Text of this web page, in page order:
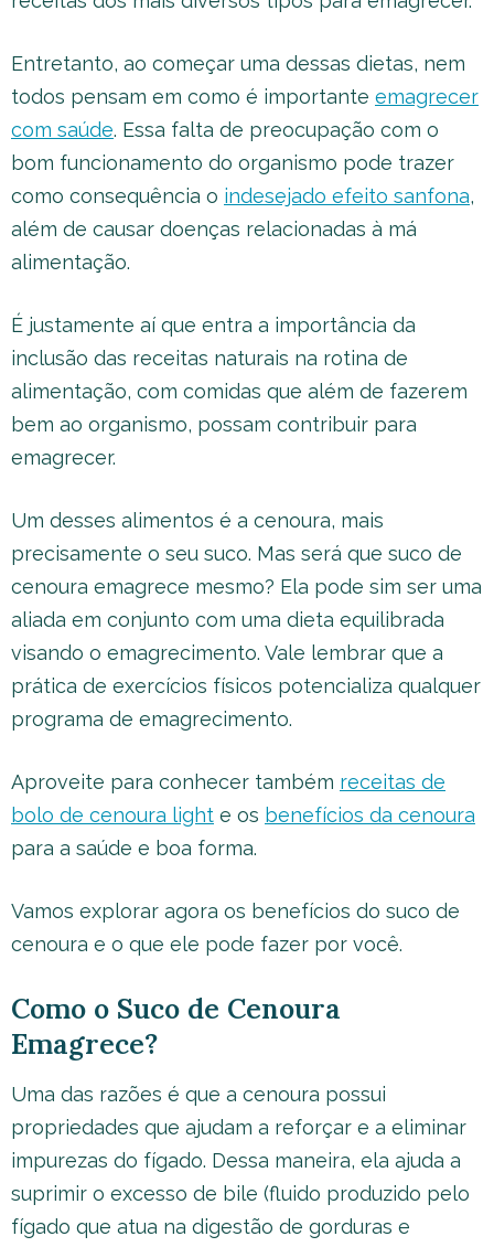
Entretanto, ao começar uma dessas dietas, nem
todos pensam em como é importante emagrecer
com saúde. Essa falta de preocupação com o
bom funcionamento do organismo pode trazer
como consequência o indesejado efeito sanfona,
além de causar doenças relacionadas à má
alimentação.
É justamente aí que entra a importância da
inclusão das receitas naturais na rotina de
alimentação, com comidas que além de fazerem
bem ao organismo, possam contribuir para
emagrecer.
Um desses alimentos é a cenoura, mais
precisamente o seu suco. Mas será que suco de
cenoura emagrece mesmo? Ela pode sim ser uma
aliada em conjunto com uma dieta equilibrada
visando o emagrecimento. Vale lembrar que a
prática de exercícios físicos potencializa qualquer
programa de emagrecimento.
Aproveite para conhecer também receitas de
bolo de cenoura light e os benefícios da cenoura
para a saúde e boa forma.
Vamos explorar agora os benefícios do suco de
cenoura e o que ele pode fazer por você.
Como o Suco de Cenoura
Emagrece?
Uma das razões é que a cenoura possui
propriedades que ajudam a reforçar e a eliminar
impurezas do fígado. Dessa maneira, ela ajuda a
suprimir o excesso de bile (fluido produzido pelo
fígado que atua na digestão de gorduras e